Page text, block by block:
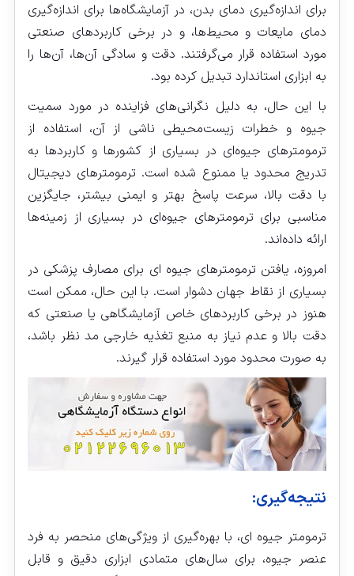
برای اندازه‌گیری دمای بدن، در آزمایشگاه‌ها برای اندازه‌گیری
دمای مایعات و محیط‌ها، و در برخی کاربردهای صنعتی
مورد استفاده قرار می‌گرفتند. دقت و سادگی آن‌ها، آن‌ها را
به ابزاری استاندارد تبدیل کرده بود.
با این حال، به دلیل نگرانی‌های فزاینده در مورد سمیت
جیوه و خطرات زیست‌محیطی ناشی از آن، استفاده از
ترمومترهای جیوه‌ای در بسیاری از کشورها و کاربردها به
تدریج محدود یا ممنوع شده است. ترمومترهای دیجیتال
با دقت بالا، سرعت پاسخ بهتر و ایمنی بیشتر، جایگزین
مناسبی برای ترمومترهای جیوه‌ای در بسیاری از زمینه‌ها
ارائه داده‌اند.
امروزه، یافتن ترمومترهای جیوه‌ ای برای مصارف پزشکی در
بسیاری از نقاط جهان دشوار است. با این حال، ممکن است
هنوز در برخی کاربردهای خاص آزمایشگاهی یا صنعتی که
دقت بالا و عدم نیاز به منبع تغذیه خارجی مد نظر باشد،
به صورت محدود مورد استفاده قرار گیرند.
نتیجه‌گیری:
ترمومتر جیوه‌ ای، با بهره‌گیری از ویژگی‌های منحصر به فرد
عنصر جیوه، برای سال‌های متمادی ابزاری دقیق و قابل